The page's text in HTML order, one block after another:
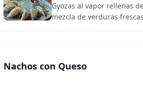
Gyozas al vapor rellenas
mezcla de verduras
Nachos con Queso